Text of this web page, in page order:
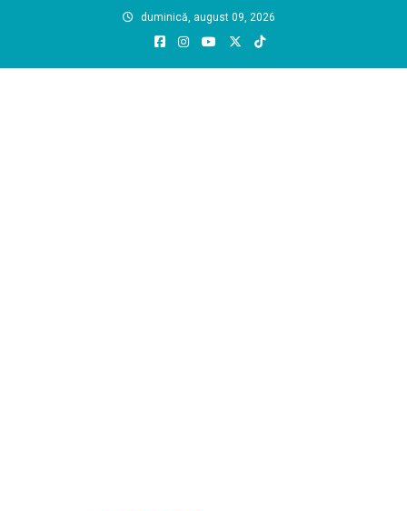
duminică, august 09, 2026